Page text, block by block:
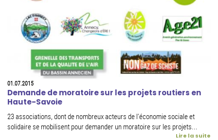
01.07.2015
Demande de moratoire sur les projets routiers en
Haute-Savoie
23 associations, dont de nombreux acteurs de l'économie sociale et
solidaire se mobilisent pour demander un moratoire sur les projets...
Lire la suite